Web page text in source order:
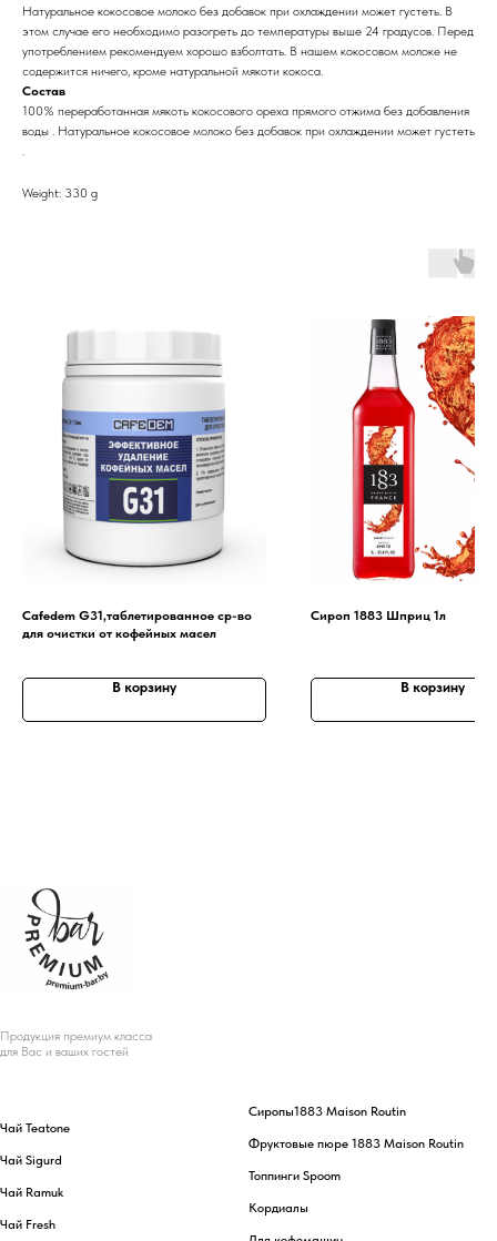
Натуральное кокосовое молоко без добавок при охлаждении может густеть. В
этом случае его необходимо разогреть до температуры выше 24 градусов. Перед
употреблением рекомендуем хорошо взболтать. В нашем кокосовом молоке не
содержится ничего, кроме натуральной мякоти кокоса.
Состав
100% переработанная мякоть кокосового ореха прямого отжима без добавления
воды . Натуральное кокосовое молоко без добавок при охлаждении может густеть
.
Weight: 330 g
Cafedem G31,таблетированное ср-во
для очистки от кофейных масел
В корзину
Сироп 1883 Шприц 1л
В корзину
Продукция премиум класса
для Вас и ваших гостей
Чай Teatone
Чай Sigurd
Чай Ramuk
Чай Fresh
Сиропы1883 Maison Routin
Фруктовые пюре 1883 Maison Routin
Топпинги Spoom
Кордиалы